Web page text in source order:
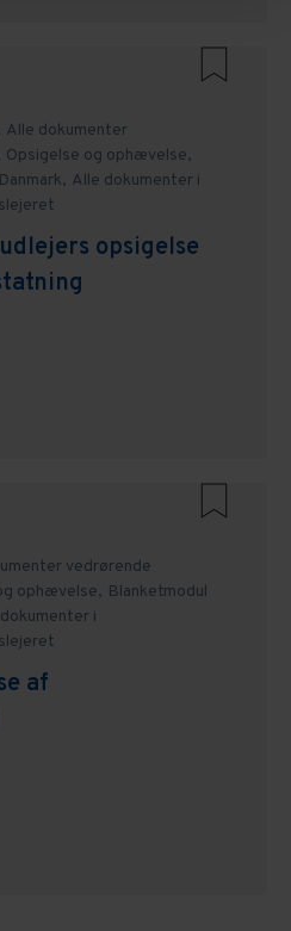
Alle dokumenter
Opsigelse og ophævelse,
Alle dokumenter i
opsigelse
vedrørende
ophævelse, Blanketmodul
i
af